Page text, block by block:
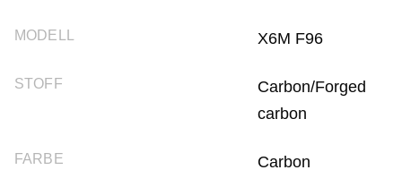
MODELL X6M F96
STOFF
Carbon/Forged
carbon
FARBE Carbon